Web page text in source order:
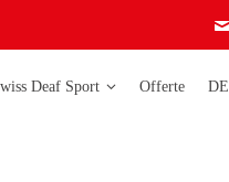
Deaf Sport Offerte DE